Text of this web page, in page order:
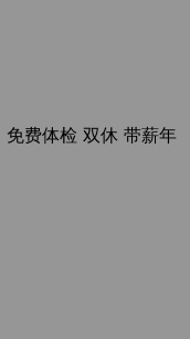
免费体检 双休 带薪年